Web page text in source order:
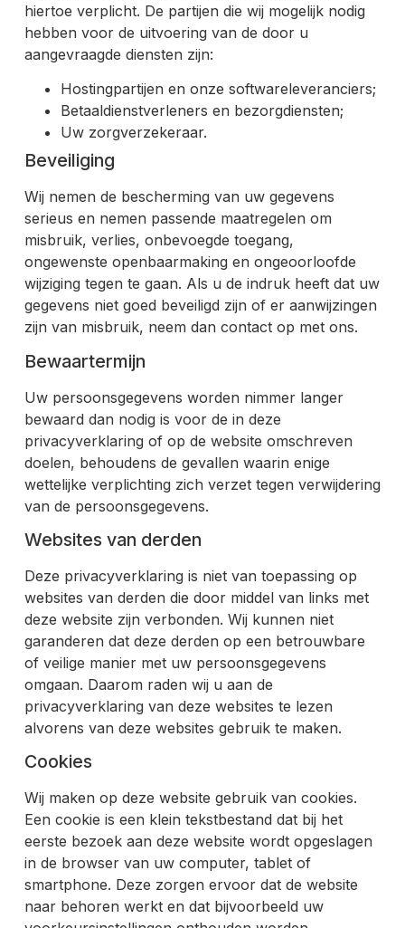
hiertoe verplicht. De partijen die wij mogelijk nodig
hebben voor de uitvoering van de door u
aangevraagde diensten zijn:
Hostingpartijen en onze softwareleveranciers;
Betaaldienstverleners en bezorgdiensten;
Uw zorgverzekeraar.
Beveiliging
Wij nemen de bescherming van uw gegevens
serieus en nemen passende maatregelen om
misbruik, verlies, onbevoegde toegang,
ongewenste openbaarmaking en ongeoorloofde
wijziging tegen te gaan. Als u de indruk heeft dat uw
gegevens niet goed beveiligd zijn of er aanwijzingen
zijn van misbruik, neem dan contact op met ons.
Bewaartermijn
Uw persoonsgegevens worden nimmer langer
bewaard dan nodig is voor de in deze
privacyverklaring of op de website omschreven
doelen, behoudens de gevallen waarin enige
wettelijke verplichting zich verzet tegen verwijdering
van de persoonsgegevens.
Websites van derden
Deze privacyverklaring is niet van toepassing op
websites van derden die door middel van links met
deze website zijn verbonden. Wij kunnen niet
garanderen dat deze derden op een betrouwbare
of veilige manier met uw persoonsgegevens
omgaan. Daarom raden wij u aan de
privacyverklaring van deze websites te lezen
alvorens van deze websites gebruik te maken.
Cookies
Wij maken op deze website gebruik van cookies.
Een cookie is een klein tekstbestand dat bij het
eerste bezoek aan deze website wordt opgeslagen
in de browser van uw computer, tablet of
smartphone. Deze zorgen ervoor dat de website
naar behoren werkt en dat bijvoorbeeld uw